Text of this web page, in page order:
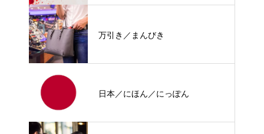
万引き／まんびき
日本／にほん／にっぽん